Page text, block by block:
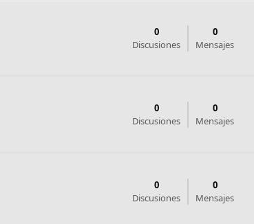
0
Discusiones
0
Mensajes
0
Discusiones
0
Mensajes
0
Discusiones
0
Mensajes